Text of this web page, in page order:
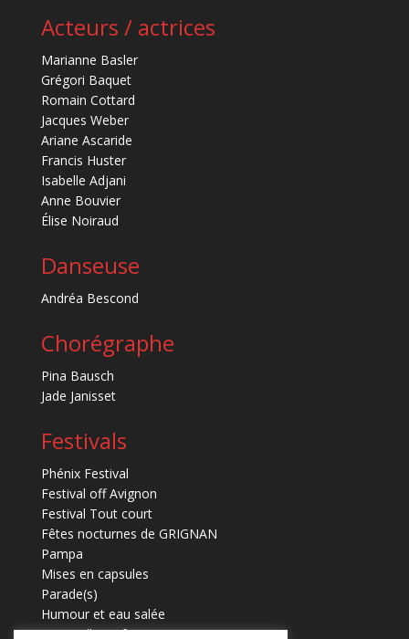
Acteurs / actrices
Marianne Basler
Grégori Baquet
Romain Cottard
Jacques Weber
Ariane Ascaride
Francis Huster
Isabelle Adjani
Anne Bouvier
Élise Noiraud
Danseuse
Andréa Bescond
Chorégraphe
Pina Bausch
Jade Janisset
Festivals
Phénix Festival
Festival off Avignon
Festival Tout court
Fêtes nocturnes de GRIGNAN
Pampa
Mises en capsules
Parade(s)
Humour et eau salée
Marmaille en fugues